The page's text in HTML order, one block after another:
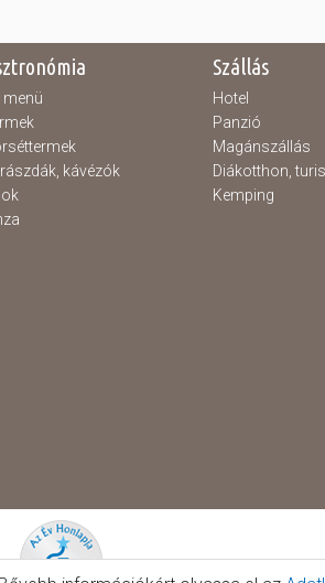
menü
kávézók
Szállás
Hotel
Panzió
Magánszállás
Diákotthon,
Kemping